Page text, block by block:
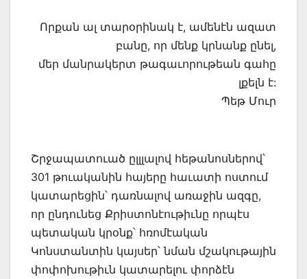
Որքան ալ տարօրինակ է, ամենէն ազատ
բանը, որ մենք կրնանք ընել,
մեր մանրակերտ թագաւորութեան գահը
լքելն է:
Պեթ Մուր
Շրջապատուած ըլլլալով հեթանոսներով՝
301 թուականին հայերը հաւատի ոստում
կատարեցին՝ դառնալով առաջին ազգը,
որ ընդունեց Քրիստոնէութիւնը որպէս
պետական կրօնք՝ հռոմէական
Կոնստանտին կայսեր՝ նման մշակութային
փոփոխութիւն կատարելու փորձէն